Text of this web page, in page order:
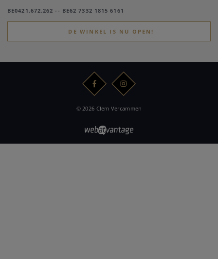
BE0421.672.262 -- BE62 7332 1815 6161
DE WINKEL IS NU OPEN!
© 2026 Clem Vercammen